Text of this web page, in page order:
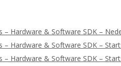
– Hardware & Software SDK –
– Hardware & Software SDK –
– Hardware & Software SDK –